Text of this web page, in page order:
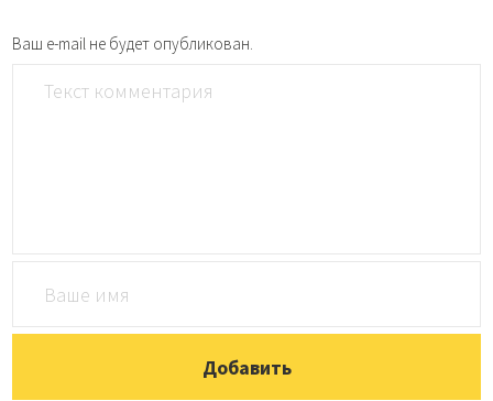
Ваш e-mail не будет опубликован.